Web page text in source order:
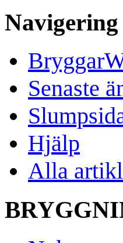
Navigering
Senaste
Hjälp
Alla